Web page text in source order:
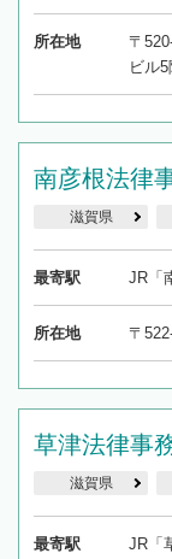
所在地
〒
ビル
南彦根法律
滋賀県
最寄駅 JR「
所在地 〒
草津法律事
滋賀県
最寄駅 JR「